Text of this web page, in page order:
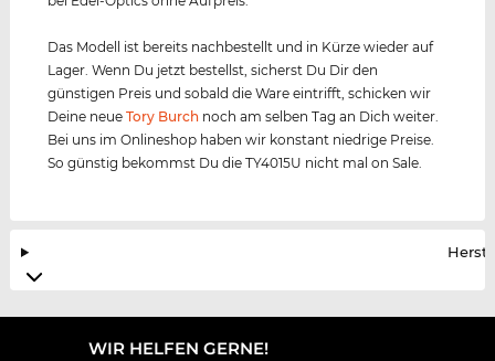
Das Modell ist bereits nachbestellt und in Kürze wieder auf
Lager. Wenn Du jetzt bestellst, sicherst Du Dir den
günstigen Preis und sobald die Ware eintrifft, schicken wir
Deine neueTory Burch noch am selben Tag an Dich weiter.
Bei uns im Onlineshop haben wir konstant niedrige Preise.
So günstig bekommst Du die TY4015U nicht mal on Sale.
WIR HELFEN GERNE!